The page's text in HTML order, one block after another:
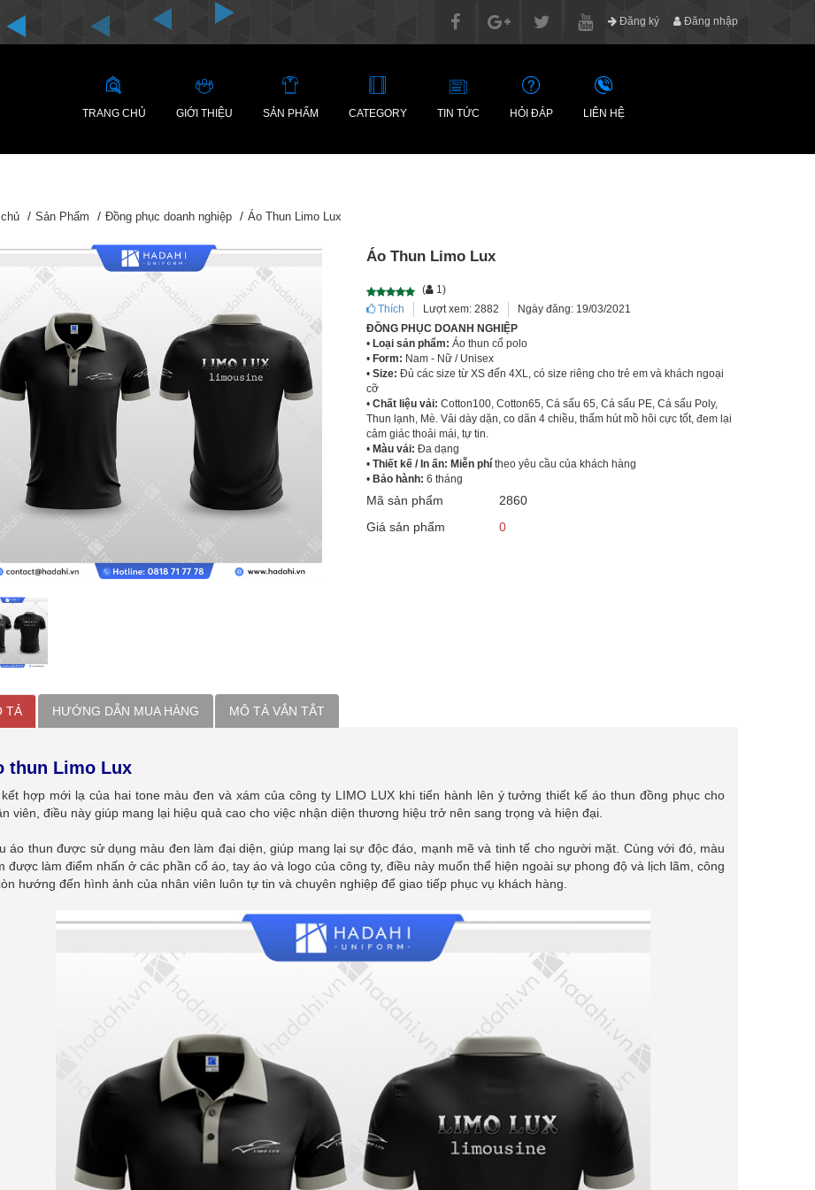
Đăng ký Đăng nhập
TRANG CHỦ GIỚI THIỆU SẢN PHẨM CATEGORY TIN TỨC HỎI ĐÁP LIÊN HỆ
Sản Phẩm Đồng phục doanh nghiệp Áo Thun Limo Lux
Áo Thun Limo Lux
( 1)
Thích
Lượt xem: 2882
Ngày đăng: 19/03/2021
ĐỒNG PHỤC DOANH NGHIỆP
• Loại sản phẩm: Áo thun cổ polo
• Form: Nam - Nữ / Unisex
• Size: Đủ các size từ XS đến 4XL, có size riêng cho trẻ em và khách ngoại
cỡ
• Chất liệu vải: Cotton100, Cotton65, Cá sấu 65, Cá sấu PE, Cá sấu Poly,
Thun lạnh, Mè. Vải dày dặn, co dãn 4 chiều, thấm hút mồ hôi cực tốt, đem lại
cảm giác thoải mái, tự tin.
• Màu vải: Đa dạng
• Thiết kế / In ấn: Miễn phí theo yêu cầu của khách hàng
• Bảo hành: 6 tháng
Mã sản phẩm
2860
Giá sản phẩm
0
TẢ HƯỚNG DẪN MUA HÀNG MÔ TẢ VẮN TẮT
thun Limo Lux
hợp mới lạ của hai tone màu đen và xám của công ty LIMO LUX khi tiến hành lên ý tưởng thiết kế áo thun đồng phục cho
viên, điều này giúp mang lại hiệu quả cao cho việc nhận diện thương hiệu trở nên sang trọng và hiện đại.
áo thun được sử dụng màu đen làm đại diện, giúp mang lại sự độc đáo, mạnh mẽ và tinh tế cho người mặt. Cùng với đó, màu
được làm điểm nhấn ở các phần cổ áo, tay áo và logo của công ty, điều này muốn thể hiện ngoài sự phong độ và lịch lãm, công
hướng đến hình ảnh của nhân viên luôn tự tin và chuyên nghiệp để giao tiếp phục vụ khách hàng.